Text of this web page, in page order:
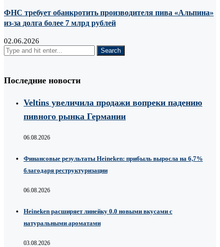
ФНС требует обанкротить производителя пива «Альпина»
из-за долга более 7 млрд рублей
02.06.2026
Последние новости
Veltins увеличила продажи вопреки падению
пивного рынка Германии
06.08.2026
Финансовые результаты Heineken: прибыль выросла на 6,7%
благодаря реструктуризации
06.08.2026
Heineken расширяет линейку 0.0 новыми вкусами с
натуральными ароматами
03.08.2026